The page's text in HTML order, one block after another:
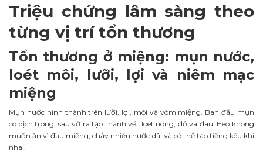
Triệu chứng lâm sàng theo
từng vị trí tổn thương
Tổn thương ở miệng: mụn nước,
loét môi, lưỡi, lợi và niêm mạc
miệng
Mụn nước hình thành trên lưỡi, lợi, môi và vòm miệng. Ban đầu mụn
có dịch trong, sau vỡ ra tạo thành vết loét nông, đỏ và đau. Heo không
muốn ăn vì đau miệng, chảy nhiều nước dãi và có thể tạo tiếng kêu khi
nhai.